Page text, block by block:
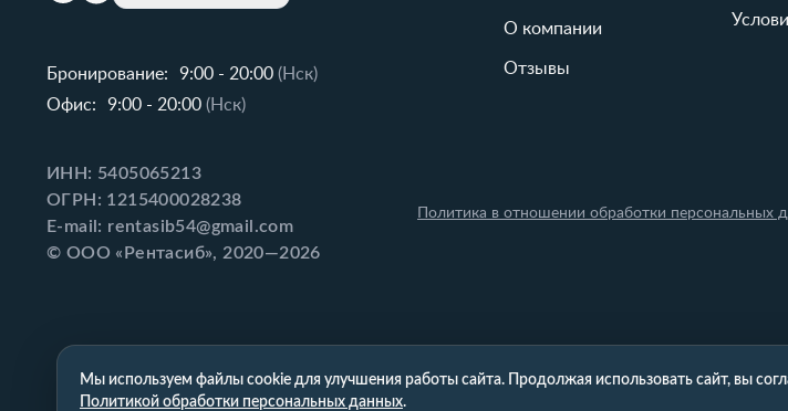
Бронирование: 9:00 - 20:00 (Нск)
Офис:
9:00 - 20:00 (Нск)
О компании
Отзывы
ИНН: 5405065213
ОГРН: 1215400028238
E-mail: rentasib54@gmail.com
© ООО «Рентасиб», 2020—2026
Политика в отношении обработки персональных
Мы используем файлы cookie для улучшения работы сайта. Продолжая использовать сайт, вы
Политикой обработки персональных данных.